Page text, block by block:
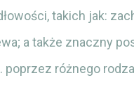
takich jak:
a także znaczny
różnego